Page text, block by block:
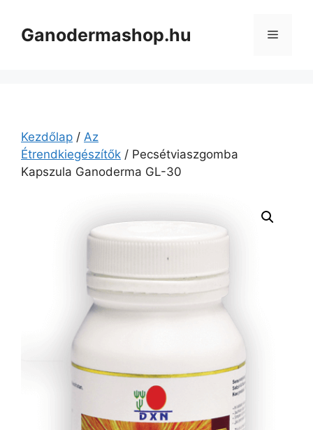
tartalomba
Ganodermashop.hu Menü
Kezdőlap / Az
Étrendkiegészítők / Pecsétviaszgomba
Kapszula Ganoderma GL-30